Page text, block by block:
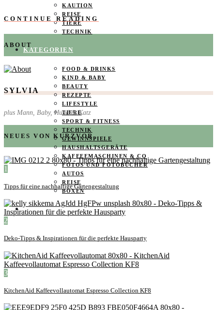
KAUTION
REISE
TIERE
TECHNIK
KATEGORIEN
FOOD & DRINKS
KIND & BABY
BEAUTY
REZEPTE
LIFESTYLE
TIERE
SPORT & FITNESS
TECHNIK
GEWINNSPIELE
HAUSHALTSGERÄTE
KAFFEEMASCHINEN & CO
FOTOS UND FOTOBÜCHER
AUTOS
REISE
BOXEN
KIND & KEGEL
CONTINUE READING
ABOUT
SYLVIA
plus Mann, Baby, Hund & Katz
NEUES VON KURZVOR
1
Tipps für eine nachhaltige Gartengestaltung
2
Deko-Tipps & Inspirationen für die perfekte Hausparty
3
KitchenAid Kaffeevollautomat Espresso Collection KF8